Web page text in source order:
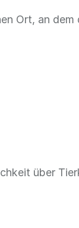
Ort, an dem
über